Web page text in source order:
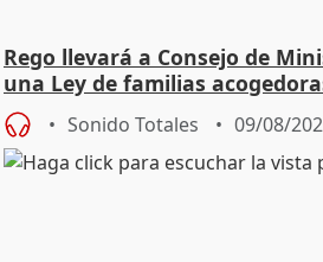
Rego llevará a Consejo de
una Ley de familias
Sonido Totales 09/08/